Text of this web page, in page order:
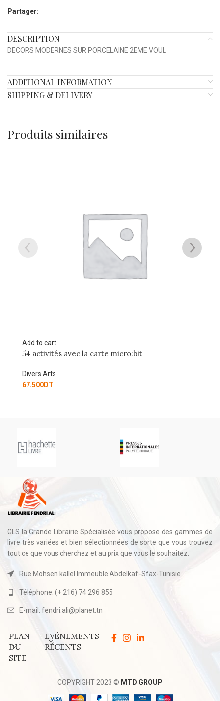
Partager:
DESCRIPTION
DECORS MODERNES SUR PORCELAINE 2EME VOUL
ADDITIONAL INFORMATION
SHIPPING & DELIVERY
Produits similaires
Add to cart
54 activités avec la carte micro:bit
Divers Arts
67.500DT
GLS la Grande Librairie Spécialisée vous propose des gammes de
livre très variées et bien sélectionnées de sorte que vous trouvez
tout ce que vous cherchez et au prix que vous le souhaitez.
Rue Mohsen kallel Immeuble Abdelkafi-Sfax-Tunisie
Téléphone: (+ 216) 74 296 855
E-mail: fendri.ali@planet.tn
PLAN
DU
SITE
EVÉNEMENTS
RÉCENTS
COPYRIGHT 2023 © MTD GROUP